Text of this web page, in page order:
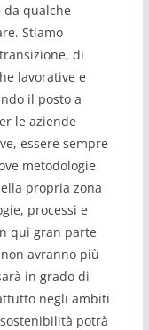
da qualche
Stiamo
di
lavorative e
il posto a
le aziende
essere sempre
metodologie
propria zona
processi e
qui gran parte
avranno più
in grado di
negli ambiti
potrà